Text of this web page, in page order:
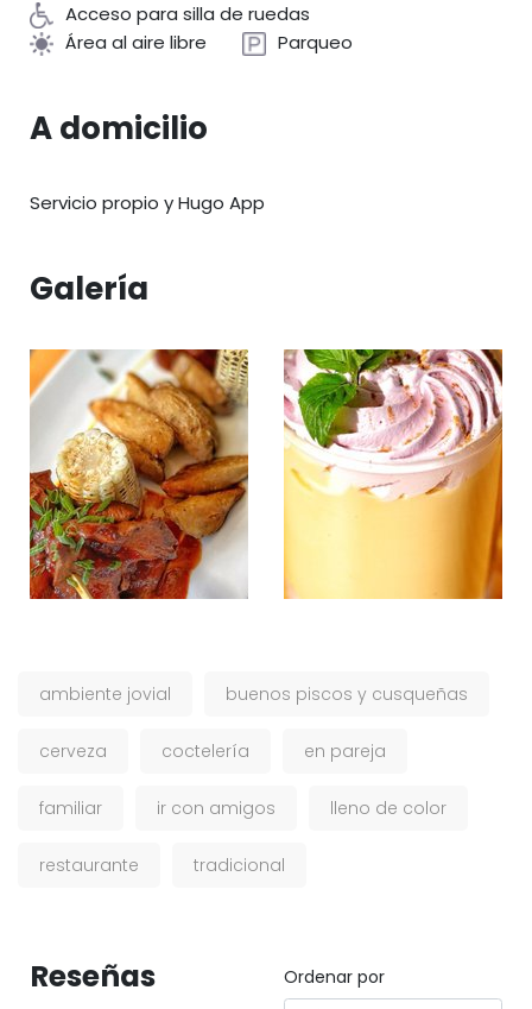
Acceso para silla de ruedas
Área al aire libre
Parqueo
A domicilio
Servicio propio y Hugo App
Galería
ambiente jovial buenos piscos y cusqueñas
cerveza coctelería en pareja
familiar ir con amigos lleno de color
restaurante tradicional
Reseñas Ordenar por